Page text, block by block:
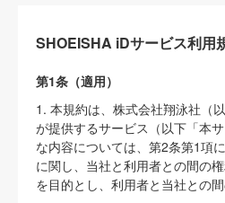
SHOEISHA iDサービス利用
第1条（適用）
1. 本規約は、株式会社翔泳社（
が提供するサービス（以下「本
な内容については、第2条第1項
に関し、当社と利用者との間の
を目的とし、利用者と当社との